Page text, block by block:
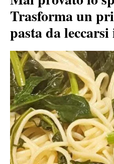
Trasforma un
pasta da